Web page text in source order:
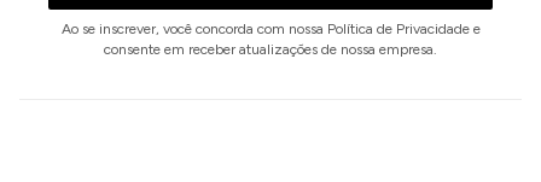
Ao se inscrever, você concorda com nossa Política de Privacidade e
consente em receber atualizações de nossa empresa.